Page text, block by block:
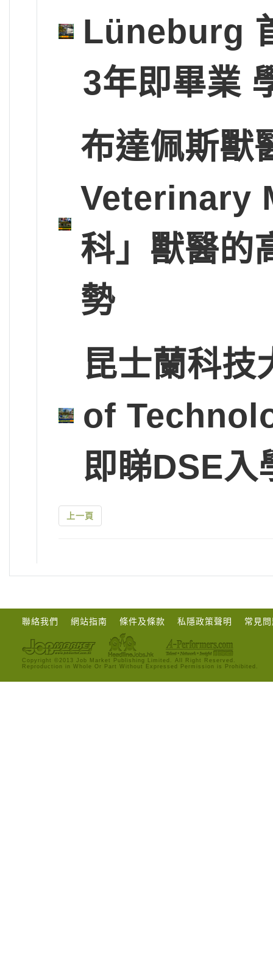
Lüneburg
3年即畢業
布達佩斯
Veterinary
科」獸醫的
勢
昆士蘭科
of
即睇DSE入
上一頁
聯絡我們 網站指南 條件及條款 私隱政策聲明 常見
Copyright ©2013 Job Market Publishing Limited. All Right Reserved.
Reproduction in Whole Or Part Without Expressed Permission is Prohibited.